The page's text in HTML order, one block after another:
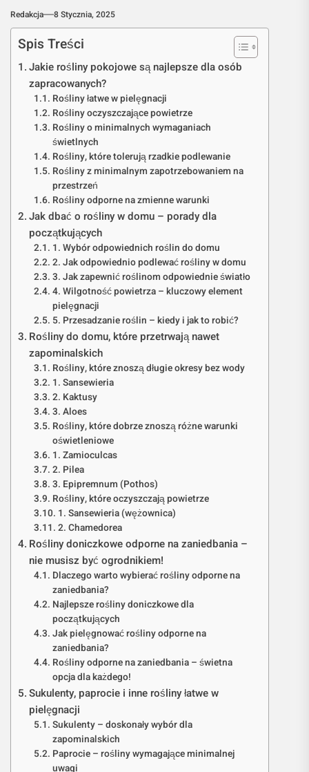
Redakcja 8 Stycznia, 2025
Spis Treści
Jakie rośliny pokojowe są najlepsze dla osób
zapracowanych?
Rośliny łatwe w pielęgnacji
Rośliny oczyszczające powietrze
Rośliny o minimalnych wymaganiach
świetlnych
Rośliny, które tolerują rzadkie podlewanie
Rośliny z minimalnym zapotrzebowaniem na
przestrzeń
Rośliny odporne na zmienne warunki
Jak dbać o rośliny w domu – porady dla
początkujących
1. Wybór odpowiednich roślin do domu
2. Jak odpowiednio podlewać rośliny w domu
3. Jak zapewnić roślinom odpowiednie światło
4. Wilgotność powietrza – kluczowy element
pielęgnacji
5. Przesadzanie roślin – kiedy i jak to robić?
Rośliny do domu, które przetrwają nawet
zapominalskich
Rośliny, które znoszą długie okresy bez wody
1. Sansewieria
2. Kaktusy
3. Aloes
Rośliny, które dobrze znoszą różne warunki
oświetleniowe
1. Zamioculcas
2. Pilea
3. Epipremnum (Pothos)
Rośliny, które oczyszczają powietrze
1. Sansewieria (wężownica)
2. Chamedorea
Rośliny doniczkowe odporne na zaniedbania –
nie musisz być ogrodnikiem!
Dlaczego warto wybierać rośliny odporne na
zaniedbania?
Najlepsze rośliny doniczkowe dla
początkujących
Jak pielęgnować rośliny odporne na
zaniedbania?
Rośliny odporne na zaniedbania – świetna
opcja dla każdego!
Sukulenty, paprocie i inne rośliny łatwe w
pielęgnacji
Sukulenty – doskonały wybór dla
zapominalskich
Paprocie – rośliny wymagające minimalnej
uwagi